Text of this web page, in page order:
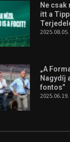
Ne csak
itt a
2025.08.05.
„A
Nagydíj
fontos”
2025.06.19.